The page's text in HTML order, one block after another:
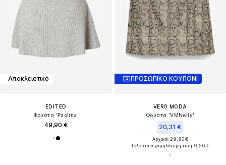
Αποκλειστικό
EDITED
Φούστα 'Paolina'
49,90 €
ΠΡΟΣΩΠΙΚΟ ΚΟΥΠΟΝΙ
VERO MODA
Φούστα 'VMNelly'
20,31 €
Αρχικά: 29,90 €
Τελευταία χαμηλότερη τιμή:9,56 €